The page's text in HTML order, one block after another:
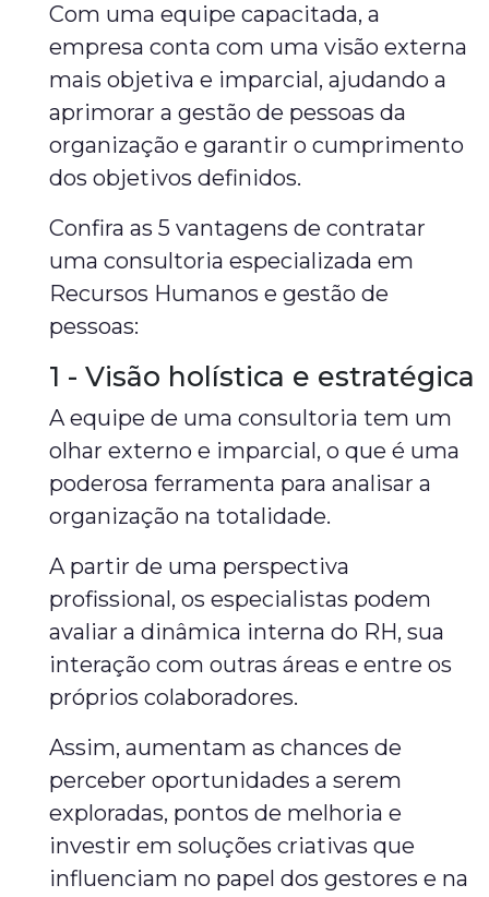
Com uma equipe capacitada, a
empresa conta com uma visão externa
mais objetiva e imparcial, ajudando a
aprimorar a gestão de pessoas da
organização e garantir o cumprimento
dos objetivos definidos.
Confira as 5 vantagens de contratar
uma consultoria especializada em
Recursos Humanos e gestão de
pessoas:
1 - Visão holística e estratégica
A equipe de uma consultoria tem um
olhar externo e imparcial, o que é uma
poderosa ferramenta para analisar a
organização na totalidade.
A partir de uma perspectiva
profissional, os especialistas podem
avaliar a dinâmica interna do RH, sua
interação com outras áreas e entre os
próprios colaboradores.
Assim, aumentam as chances de
perceber oportunidades a serem
exploradas, pontos de melhoria e
investir em soluções criativas que
influenciam no papel dos gestores e na